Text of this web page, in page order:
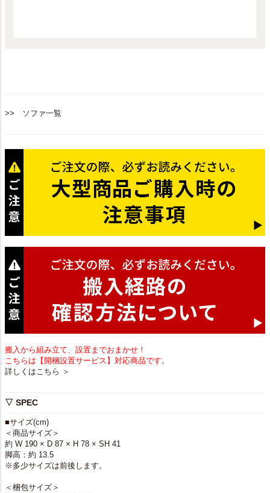
>> ソファ一覧
搬入から組み立て、設置までおまかせ！
こちらは【開梱設置サービス】対応商品です。
詳しくはこちら ＞
▽ SPEC
■サイズ(cm)
＜商品サイズ＞
約 W 190 × D 87 × H 78 × SH 41
脚高：約 13.5
※多少サイズは前後します。
＜梱包サイズ＞